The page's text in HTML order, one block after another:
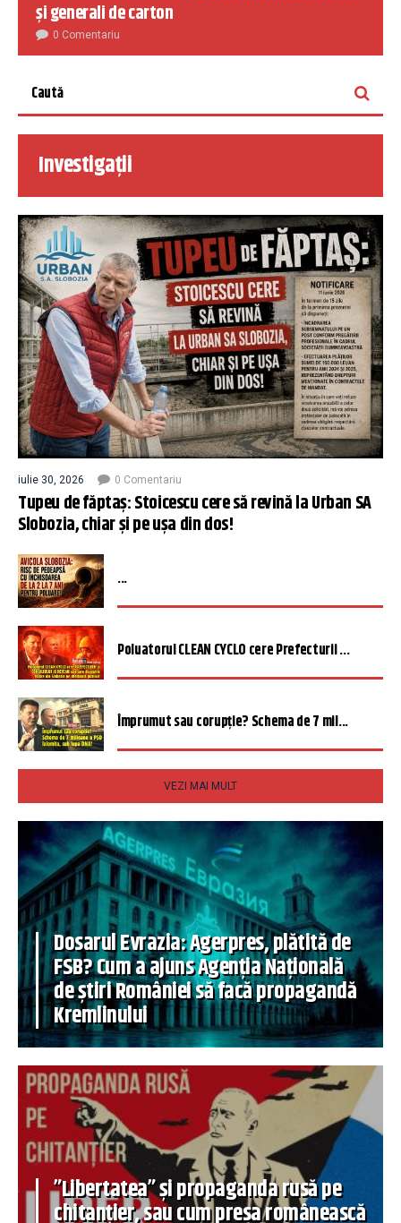
și generali de carton
0 Comentariu
Investigații
iulie 30, 2026 0 Comentariu
Tupeu de făptaș: Stoicescu cere să revină la Urban SA
Slobozia, chiar și pe ușa din dos!
...
Poluatorul CLEAN CYCLO cere Prefecturii ...
Împrumut sau corupție? Schema de 7 mil...
VEZI MAI MULT
Dosarul Evrazia: Agerpres, plătită de
FSB? Cum a ajuns Agenția Națională
de știri României să facă propagandă
Kremlinului
”Libertatea” și propaganda rusă pe
chitanțier, sau cum presa românească